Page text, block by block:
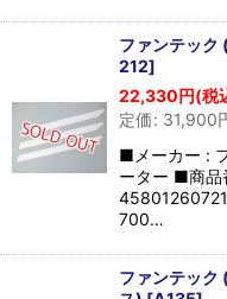
ファンテッ
212]
22,330円(税
定価: 31,900
■メーカー :
ーター ■商品
700…
ファンテッ